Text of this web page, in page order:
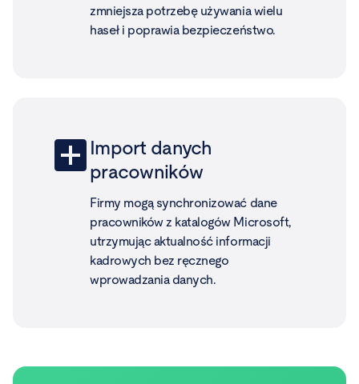
zmniejsza potrzebę używania wielu
haseł i poprawia bezpieczeństwo.
Import danych
pracowników
Firmy mogą synchronizować dane
pracowników z katalogów Microsoft,
utrzymując aktualność informacji
kadrowych bez ręcznego
wprowadzania danych.